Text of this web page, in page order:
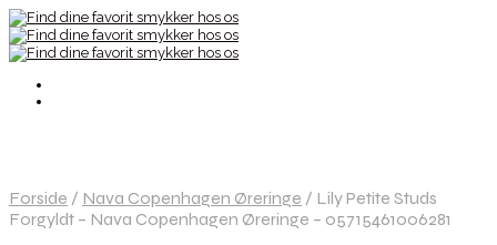
Forside / Nava Copenhagen Øreringe / Lily Petite Studs
Forgyldt – Nava Copenhagen Øreringe – 05715461006281